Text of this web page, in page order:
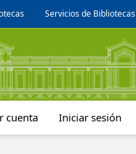
Servicios de Bibliotecas
cuenta Iniciar sesión